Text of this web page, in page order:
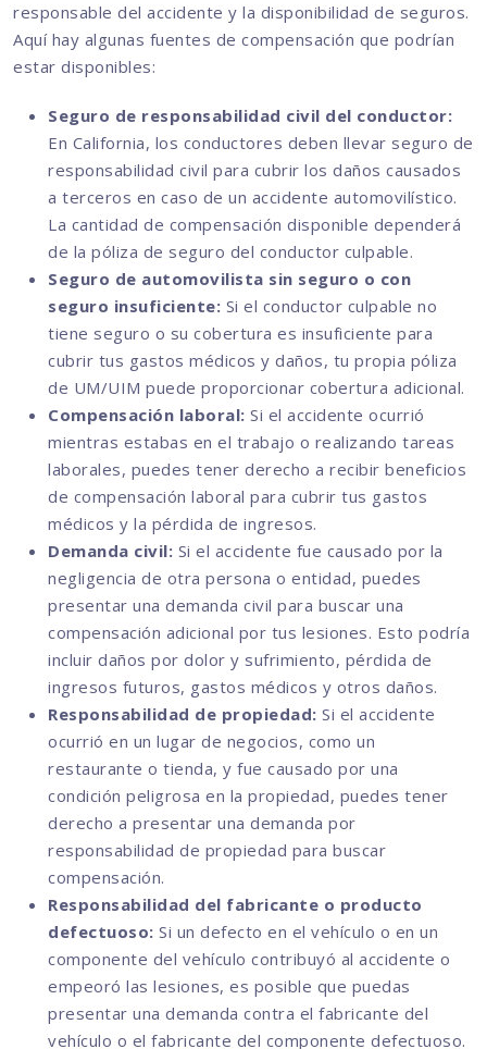
responsable del accidente y la disponibilidad de seguros.
Aquí hay algunas fuentes de compensación que podrían
estar disponibles:
Seguro de responsabilidad civil del conductor:
En California, los conductores deben llevar seguro de
responsabilidad civil para cubrir los daños causados
a terceros en caso de un accidente automovilístico.
La cantidad de compensación disponible dependerá
de la póliza de seguro del conductor culpable.
Seguro de automovilista sin seguro o con
seguro insuficiente: Si el conductor culpable no
tiene seguro o su cobertura es insuficiente para
cubrir tus gastos médicos y daños, tu propia póliza
de UM/UIM puede proporcionar cobertura adicional.
Compensación laboral: Si el accidente ocurrió
mientras estabas en el trabajo o realizando tareas
laborales, puedes tener derecho a recibir beneficios
de compensación laboral para cubrir tus gastos
médicos y la pérdida de ingresos.
Demanda civil: Si el accidente fue causado por la
negligencia de otra persona o entidad, puedes
presentar una demanda civil para buscar una
compensación adicional por tus lesiones. Esto podría
incluir daños por dolor y sufrimiento, pérdida de
ingresos futuros, gastos médicos y otros daños.
Responsabilidad de propiedad: Si el accidente
ocurrió en un lugar de negocios, como un
restaurante o tienda, y fue causado por una
condición peligrosa en la propiedad, puedes tener
derecho a presentar una demanda por
responsabilidad de propiedad para buscar
compensación.
Responsabilidad del fabricante o producto
defectuoso: Si un defecto en el vehículo o en un
componente del vehículo contribuyó al accidente o
empeoró las lesiones, es posible que puedas
presentar una demanda contra el fabricante del
vehículo o el fabricante del componente defectuoso.